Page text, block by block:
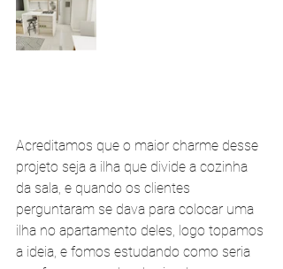
Acreditamos que o maior charme desse
projeto seja a ilha que divide a cozinha
da sala, e quando os clientes
perguntaram se dava para colocar uma
ilha no apartamento deles, logo topamos
a ideia, e fomos estudando como seria